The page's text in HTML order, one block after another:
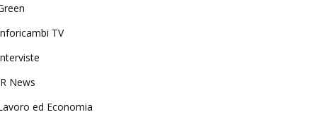
TV
News
ed Economia